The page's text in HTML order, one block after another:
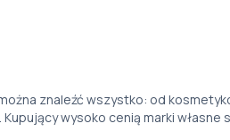
znaleźć wszystko: od
wysoko cenią marki